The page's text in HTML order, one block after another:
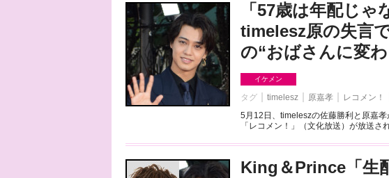
「57歳は年配じ
timelesz原の失言
の“おばさんに変わ
イケメン
タグ timelesz 原嘉孝 レコメン！
5月12日、timeleszの佐藤勝利と原嘉
「レコメン！」（文化放送）が放送さ
King＆Prince「生